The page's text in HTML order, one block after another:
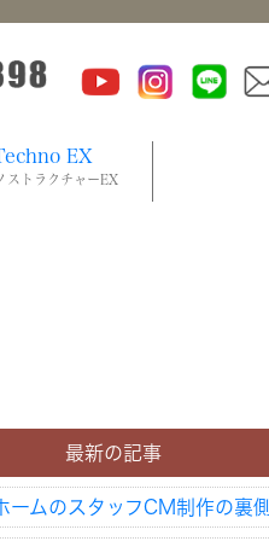
EX
ストラクチャーEX
最新の記事
ームのスタッフCM制作の裏側